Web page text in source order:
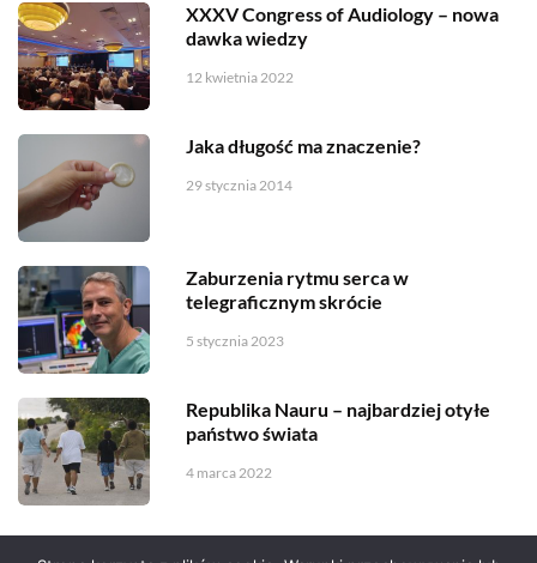
XXXV Congress of Audiology – nowa
dawka wiedzy
12 kwietnia 2022
Jaka długość ma znaczenie?
29 stycznia 2014
Zaburzenia rytmu serca w
telegraficznym skrócie
5 stycznia 2023
Republika Nauru – najbardziej otyłe
państwo świata
4 marca 2022